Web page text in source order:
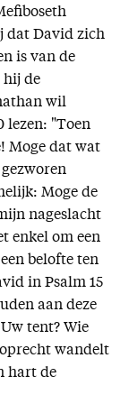
dat David zich
is van de
hij de
wil
lezen: "Toen
Moge dat wat
Moge de
nageslacht
enkel om een
belofte ten
in Psalm 15
aan deze
tent? Wie
wandelt
hart de